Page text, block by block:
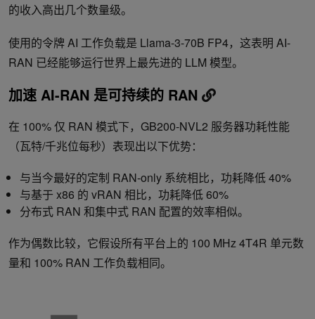
的收入高出几个数量级。
使用的令牌 AI 工作负载是 Llama-3-70B FP4，这表明 AI-
RAN 已经能够运行世界上最先进的 LLM 模型。
加速 AI-RAN 是可持续的 RAN
在 100% 仅 RAN 模式下，GB200-NVL2 服务器功耗性能
（瓦特/千兆位每秒）表现出以下优势：
与当今最好的定制 RAN-only 系统相比，功耗降低 40%
与基于 x86 的 vRAN 相比，功耗降低 60%
分布式 RAN 和集中式 RAN 配置的效率相似。
作为偶数比较，它假设所有平台上的 100 MHz 4T4R 单元数
量和 100% RAN 工作负载相同。